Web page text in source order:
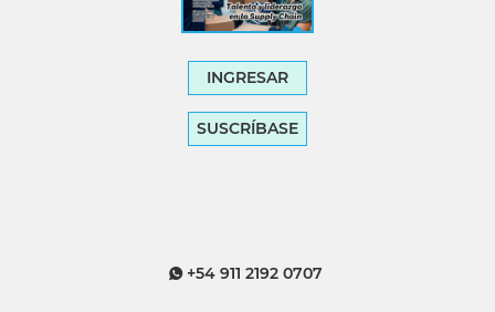
INGRESAR
SUSCRÍBASE
+54 911 2192 0707